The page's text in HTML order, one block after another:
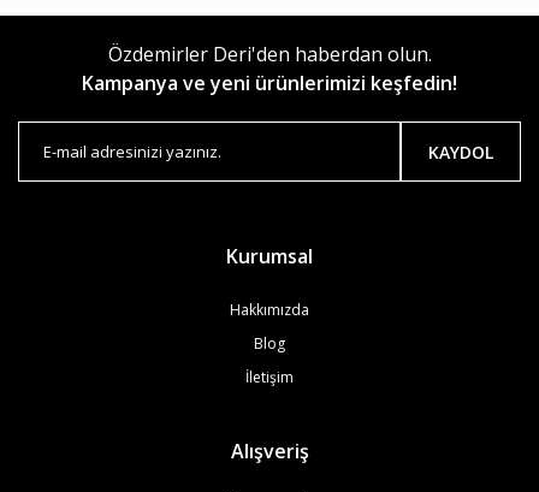
Özdemirler Deri'den haberdan olun.
Kampanya ve yeni ürünlerimizi keşfedin!
KAYDOL
Kurumsal
Hakkımızda
Blog
İletişim
Alışveriş